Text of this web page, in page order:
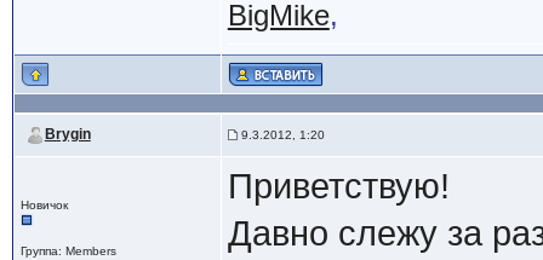
BigMike,
Вrygin 9.3.2012, 1:20
Новичок
Группа: Members
Приветствую!
Давно слежу за